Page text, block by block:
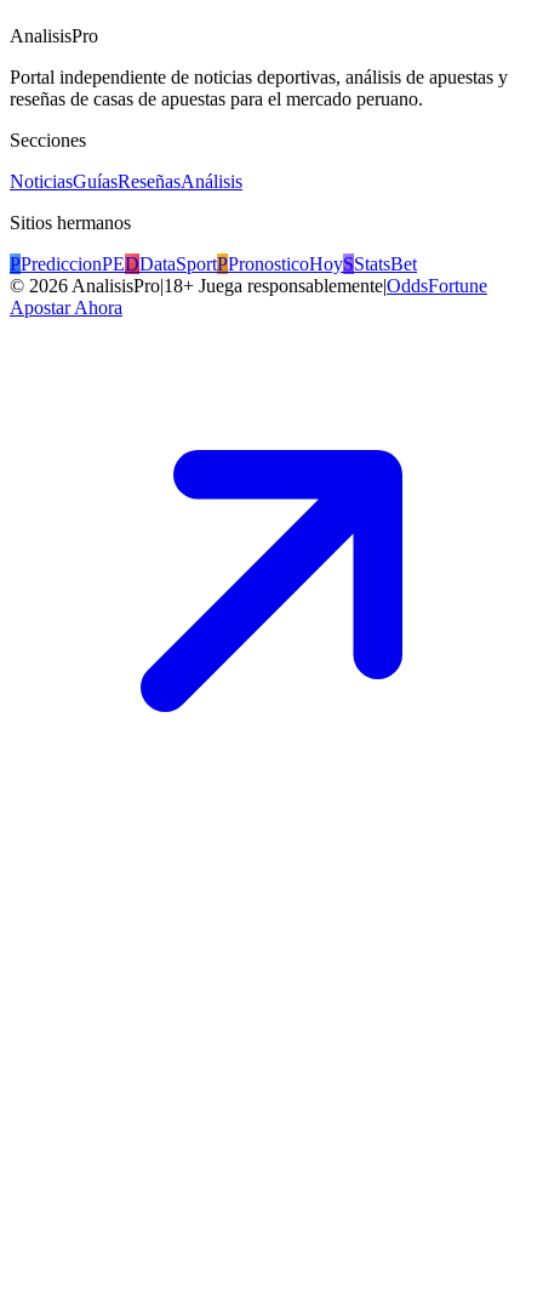
AnalisisPro
Portal independiente de noticias deportivas, análisis de apuestas y
reseñas de casas de apuestas para el mercado peruano.
Secciones
NoticiasGuíasReseñasAnálisis
Sitios hermanos
PPrediccionPEDDataSportPPronosticoHoySStatsBet
© 2026 AnalisisPro|18+ Juega responsablemente|OddsFortune
Apostar Ahora